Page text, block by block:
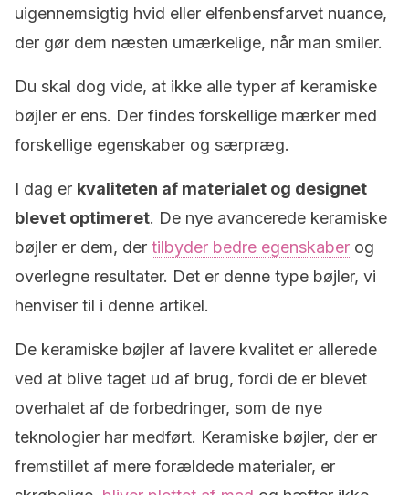
uigennemsigtig hvid eller elfenbensfarvet nuance,
der gør dem næsten umærkelige, når man smiler.
Du skal dog vide, at ikke alle typer af keramiske
bøjler er ens. Der findes forskellige mærker med
forskellige egenskaber og særpræg.
I dag er kvaliteten af materialet og designet
blevet optimeret. De nye avancerede keramiske
bøjler er dem, der tilbyder bedre egenskaber og
overlegne resultater. Det er denne type bøjler, vi
henviser til i denne artikel.
De keramiske bøjler af lavere kvalitet er allerede
ved at blive taget ud af brug, fordi de er blevet
overhalet af de forbedringer, som de nye
teknologier har medført. Keramiske bøjler, der er
fremstillet af mere forældede materialer, er